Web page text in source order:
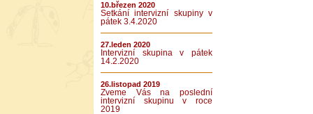
10.březen 2020
Setkání intervizní skupiny v
pátek 3.4.2020
27.leden 2020
Intervizní skupina v pátek
14.2.2020
26.listopad 2019
Zveme Vás na poslední
intervizní skupinu v roce
2019